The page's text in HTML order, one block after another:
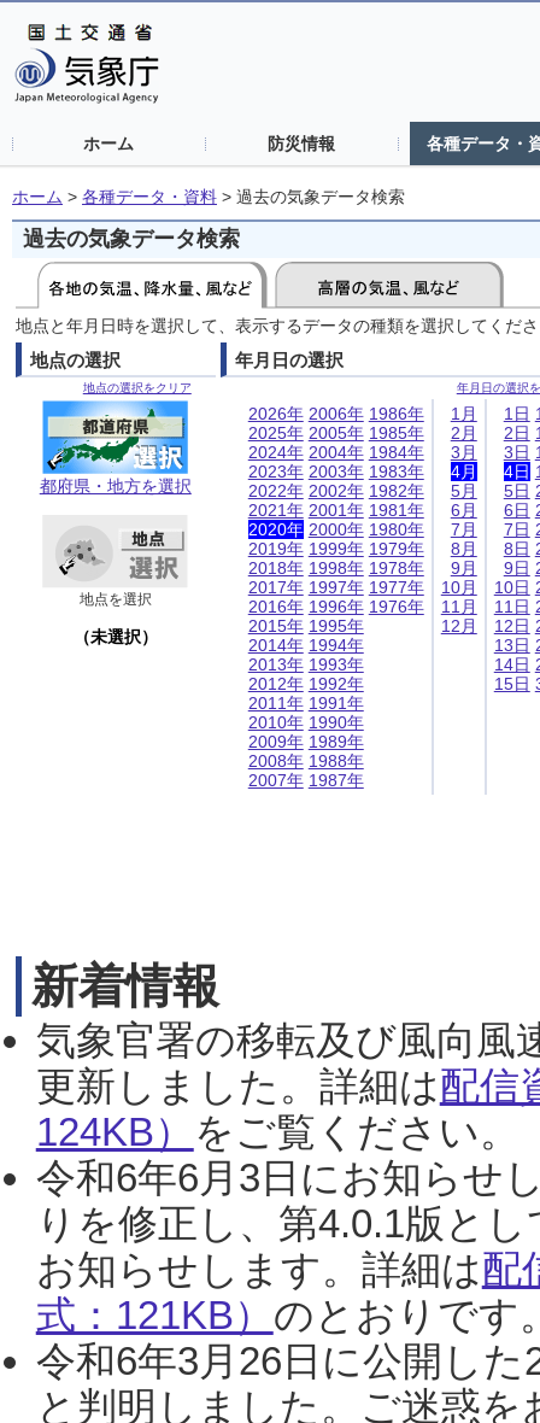
ホーム 防災情報 各種データ・
ホーム > 各種データ・資料 > 過去の気象データ検索
過去の気象データ検索
地点と年月日時を選択して、表示するデータの種類を選択してくだ
地点の選択
地点の選択をクリア
都府県・地方を選択
地点を選択
（未選択）
年月日の選択
年月日の選択
2026年
2025年
2024年
2023年
2022年
2021年
2020年
2019年
2018年
2017年
2016年
2015年
2014年
2013年
2012年
2011年
2010年
2009年
2008年
2007年
2006年
2005年
2004年
2003年
2002年
2001年
2000年
1999年
1998年
1997年
1996年
1995年
1994年
1993年
1992年
1991年
1990年
1989年
1988年
1987年
1986年
1985年
1984年
1983年
1982年
1981年
1980年
1979年
1978年
1977年
1976年
1月
2月
3月
4月
5月
6月
7月
8月
9月
10月
11月
12月
1日
2日
3日
4日
5日
6日
7日
8日
9日
10日
11日
12日
13日
14日
15日
新着情報
気象官署の移転及び風向風
更新しました。詳細は配信
124KB） をご覧ください。
令和6年6月3日にお知らせ
りを修正し、第4.0.1版と
お知らせします。詳細は配
式：121KB） のとおりです
令和6年3月26日に公開し
と判明しました。ご迷惑